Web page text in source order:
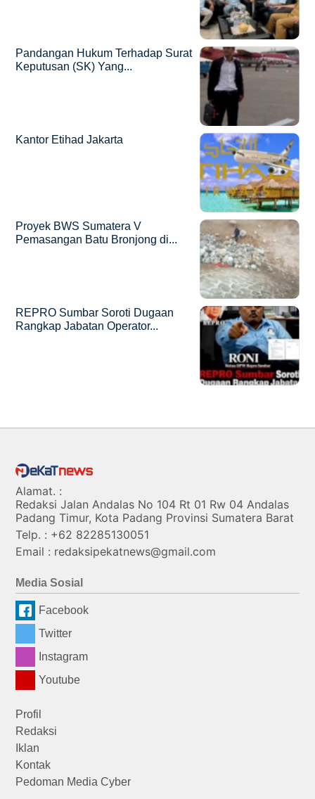
Pandangan Hukum Terhadap Surat
Keputusan (SK) Yang...
Kantor Etihad Jakarta
Proyek BWS Sumatera V
Pemasangan Batu Bronjong di...
REPRO Sumbar Soroti Dugaan
Rangkap Jabatan Operator...
Alamat. :
Redaksi Jalan Andalas No 104 Rt 01 Rw 04 Andalas
Padang Timur, Kota Padang Provinsi Sumatera Barat
Telp. : +62 82285130051
Email : redaksipekatnews@gmail.com
Media Sosial
Facebook
Twitter
Instagram
Youtube
Profil
Redaksi
Iklan
Kontak
Pedoman Media Cyber